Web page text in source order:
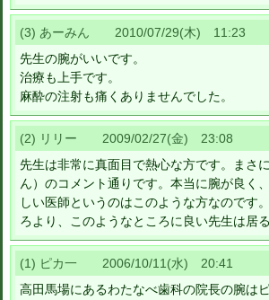
(3) あーみん 2010/07/29(木) 11:23
先生の腕がいいです。
治療も上手です。
麻酔の注射も痛くありませんでした。
(2) リリー 2009/02/27(金) 23:08
先生は非常に真面目で熱心な方です。まさ
ん）のコメント通りです。本当に腕が良く
しい医師というのはこのような方なのです
ろより、このようなところに良い先生は居る
(1) ピカ一 2006/10/11(水) 20:41
高田馬場にあるわたなべ歯科の院長の腕はピ